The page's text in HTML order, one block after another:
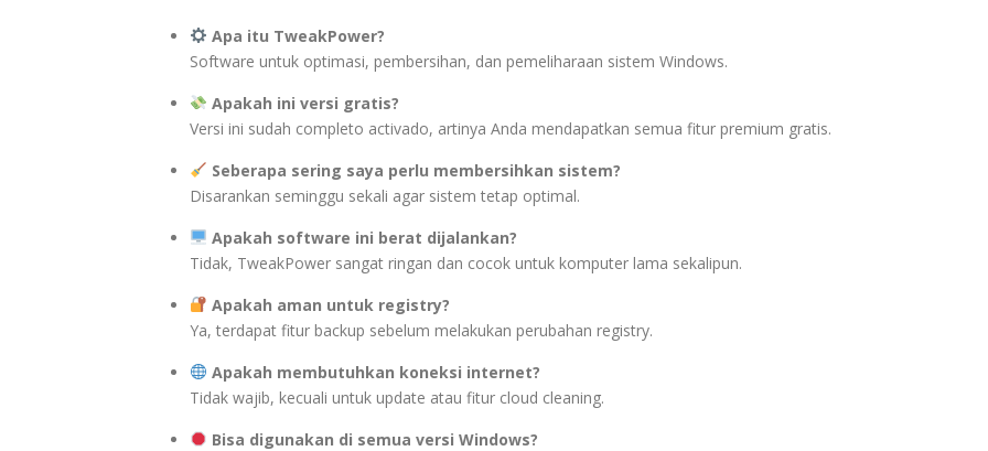
Apa itu TweakPower?
Software untuk optimasi, pembersihan, dan pemeliharaan sistem Windows.
Apakah ini versi gratis?
Versi ini sudah completo activado, artinya Anda mendapatkan semua fitur premium gratis.
Seberapa sering saya perlu membersihkan sistem?
Disarankan seminggu sekali agar sistem tetap optimal.
Apakah software ini berat dijalankan?
Tidak, TweakPower sangat ringan dan cocok untuk komputer lama sekalipun.
Apakah aman untuk registry?
Ya, terdapat fitur backup sebelum melakukan perubahan registry.
Apakah membutuhkan koneksi internet?
Tidak wajib, kecuali untuk update atau fitur cloud cleaning.
Bisa digunakan di semua versi Windows?